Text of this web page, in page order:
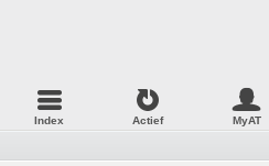
Index Actief MyAT